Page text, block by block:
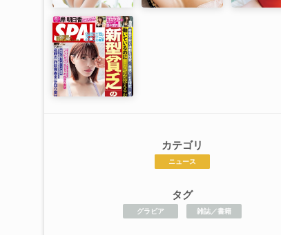
カテゴリ
ニュース
タグ
グラビア 雑誌／書籍